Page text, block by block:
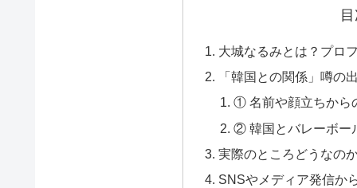
大城なるみとは？プロ
「韓国との関係」噂の
① 名前や顔立ちから
② 韓国とバレーボー
実際のところどうなの
SNSやメディア発信か